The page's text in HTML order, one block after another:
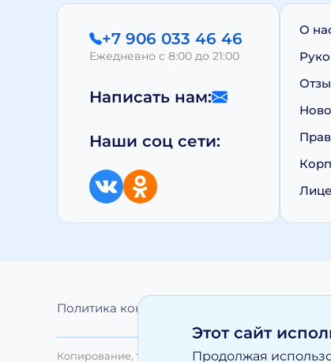
+7 906 033 46 46
Ежедневно с 8:00 до 21:00
Написать нам:
Наши соц сети:
О
Политика конфиденциальности
Копирование, тиражирование, а равно иное
Этот сайт
Продолжая